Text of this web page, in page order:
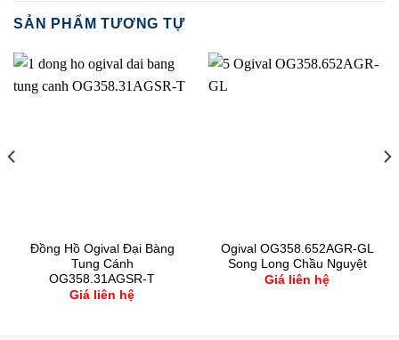
SẢN PHẨM TƯƠNG TỰ
Đồng Hồ Ogival Đại Bàng
Tung Cánh
OG358.31AGSR-T
Giá liên hệ
Ogival OG358.652AGR-GL
Song Long Chầu Nguyệt
Giá liên hệ